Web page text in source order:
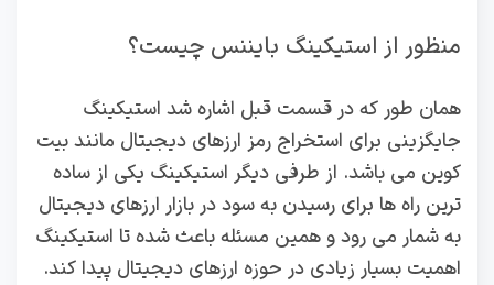
منظور از استیکینگ بایننس چیست؟
همان طور که در قسمت قبل اشاره شد استیکینگ
جایگزینی برای استخراج رمز ارزهای دیجیتال مانند بیت
کوین می باشد. از طرفی دیگر استیکینگ یکی از ساده
ترین راه ها برای رسیدن به سود در بازار ارزهای دیجیتال
به شمار می رود و همین مسئله باعث شده تا استیکینگ
اهمیت بسیار زیادی در حوزه ارزهای دیجیتال پیدا کند.